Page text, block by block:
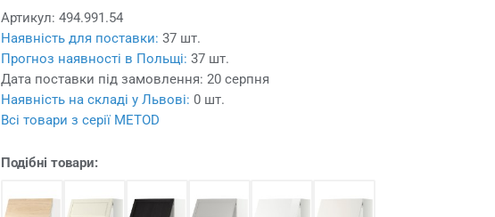
Артикул: 494.991.54
Наявність для поставки: 37 шт.
Прогноз наявності в Польщі: 37 шт.
Дата поставки під замовлення: 20 серпня
Наявність на складі у Львові: 0 шт.
Всі товари з серії METOD
Подібні товари: